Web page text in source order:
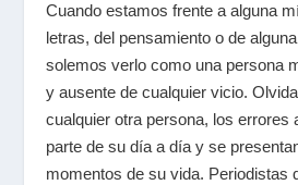
Cuando estamos frente a alguna
letras, del pensamiento o de
solemos verlo como una persona
y ausente de cualquier vicio.
cualquier otra persona, los errores
parte de su día a día y se
momentos de su vida. Periodistas